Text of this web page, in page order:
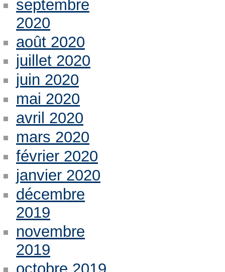
septembre
2020
août 2020
juillet 2020
juin 2020
mai 2020
avril 2020
mars 2020
février 2020
janvier 2020
décembre
2019
novembre
2019